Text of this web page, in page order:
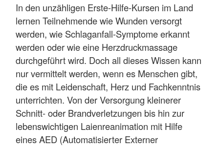
In den unzähligen Erste-Hilfe-Kursen im Land
lernen Teilnehmende wie Wunden versorgt
werden, wie Schlaganfall-Symptome erkannt
werden oder wie eine Herzdruckmassage
durchgeführt wird. Doch all dieses Wissen kann
nur vermittelt werden, wenn es Menschen gibt,
die es mit Leidenschaft, Herz und Fachkenntnis
unterrichten. Von der Versorgung kleinerer
Schnitt- oder Brandverletzungen bis hin zur
lebenswichtigen Laienreanimation mit Hilfe
eines AED (Automatisierter Externer